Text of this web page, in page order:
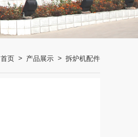
首页 > 产品展示 > 拆炉机配件